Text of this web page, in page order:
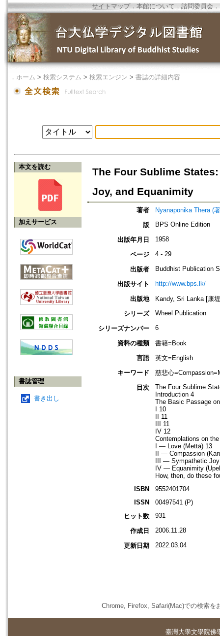
サイトマップ．本館について ． 諮問委員会 ．
． ホーム > 検索システム > 検索エンジン > 書誌の詳細内容
本文を読む
加えサービス
書誌管理
書き出し
The Four Sublime
Joy, and Equanimity
著者
Nyanaponika Thera (
版
BPS Online Edition
出版年月日 1958
ページ 4 - 29
出版者 Buddhist Publication
出版サイト http://www.bps.lk/
出版地
Kandy, Sri Lanka [康
シリーズ
Wheel Publication
シリーズナンバー 6
資料の種類
書籍=Book
言語
英文=English
キーワード
慈悲心
目次
The Four Sublime
Introduction 4
The Basic Passage
I 10
II 11
III 11
IV 12
Contemplations on
I — Love (Mettā) 13
II — Compassion
III — Sympathetic
IV — Equanimity
How, then, do these
ISBN
9552401704
ISSN
00497541 (P)
ヒット数
931
作成日 2006.11.28
更新日期 2022.03.04
Chrome, Firefox, Safari(Mac)での検索を
臺灣大學文學院佛